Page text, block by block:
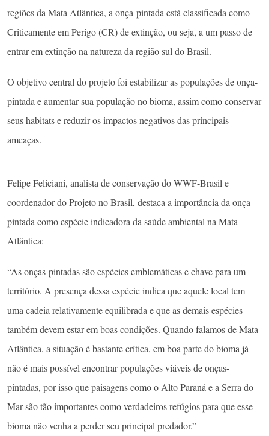
regiões da Mata Atlântica, a onça-pintada está classificada como
Criticamente em Perigo (CR) de extinção, ou seja, a um passo de
entrar em extinção na natureza da região sul do Brasil.
O objetivo central do projeto foi estabilizar as populações de onça-
pintada e aumentar sua população no bioma, assim como conservar
seus habitats e reduzir os impactos negativos das principais
ameaças.
Felipe Feliciani, analista de conservação do WWF-Brasil e
coordenador do Projeto no Brasil, destaca a importância da onça-
pintada como espécie indicadora da saúde ambiental na Mata
Atlântica:
“As onças-pintadas são espécies emblemáticas e chave para um
território. A presença dessa espécie indica que aquele local tem
uma cadeia relativamente equilibrada e que as demais espécies
também devem estar em boas condições. Quando falamos de Mata
Atlântica, a situação é bastante crítica, em boa parte do bioma já
não é mais possível encontrar populações viáveis de onças-
pintadas, por isso que paisagens como o Alto Paraná e a Serra do
Mar são tão importantes como verdadeiros refúgios para que esse
bioma não venha a perder seu principal predador.”